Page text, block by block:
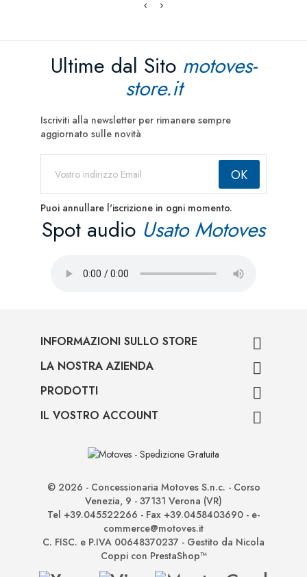
Ultime dal Sito motoves-
store.it
Iscriviti alla newsletter per rimanere sempre
aggiornato sulle novità
Puoi annullare l'iscrizione in ogni momento.
Spot audio Usato Motoves
INFORMAZIONI SULLO STORE 
LA NOSTRA AZIENDA 
PRODOTTI 
IL VOSTRO ACCOUNT 
© 2026 - Concessionaria Motoves S.n.c. - Corso
Venezia, 9 - 37131 Verona (VR)
Tel +39.045522266 - Fax +39.0458403690 - e-
commerce@motoves.it
C. FISC. e P.IVA 00648370237 - Gestito da Nicola
Coppi con PrestaShop™